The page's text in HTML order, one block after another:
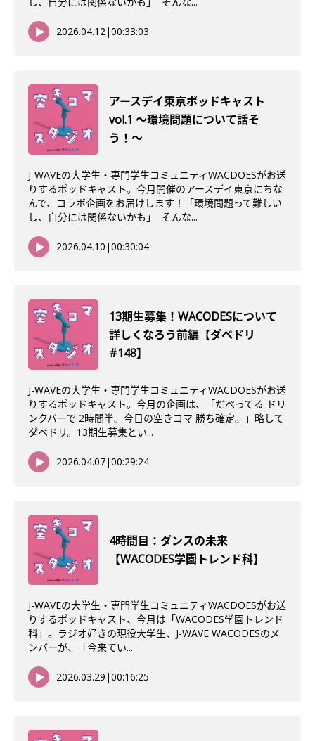
2026.04.12|00:33:03
アースデイ東京ポッドキャスト
vol.1 〜環境問題について話そ
う！〜
J-WAVEの大学生・専門学生コミュニティWACDOESがお送
りするポッドキャスト。今月開催のアースデイ東京にちな
んで、コラボ企画をお届けします！「環境問題って難しい
し、自分には関係ないかも」 そんな...
2026.04.10 |00:30:04
13期生募集！WACODESについて
詳しくなろう前編【ダベドリ
#148】
J-WAVEの大学生・専門学生コミュニティWACDOESがお送
りするポッドキャスト。今月の企画は、「だべってる ドリ
ンクバーで 2時間半。今日の空きコマ 勝ち確定。」略して
ダベドリ。13期生募集とい...
2026.04.07|00:29:24
4時間目：ダンスの未来
【WACODES学園トレンド科】
J-WAVEの大学生・専門学生コミュニティWACDOESがお送
りするポッドキャスト、今月は「WACODES学園トレンド
科」。ラジオ好きの現役大学生、J-WAVE WACODESのメ
ンバーが、「今来てい...
2026.03.29 |00:16:25